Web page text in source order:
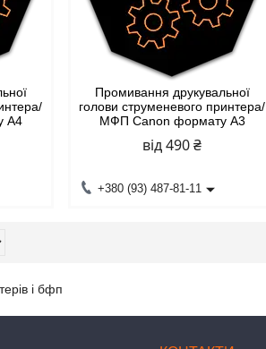
А4
Промивання друкувальної
голови струменевого принтера/
МФП Canon формату А3
від 490 ₴
+380 (93) 487-81-11
і бфп